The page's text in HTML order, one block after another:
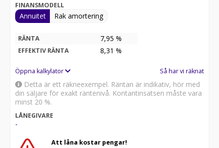
FINANSMODELL
Annuitet Rak amortering
RÄNTA 7,95 %
EFFEKTIV RÄNTA 8,31 %
Öppna kalkylator Så har vi räknat
Detta är ett räkneexempel. Räntan är indikativ, hör med
din säljare för exakt räntenivå. Kontantinsatsen måste vara
minst 20 %.
LÅNEGIVARE
-
Att låna kostar pengar!